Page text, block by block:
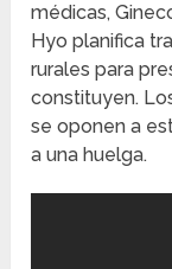
médicas,
Hyo planifica
rurales para
constituyen.
se oponen a
a una huelga.